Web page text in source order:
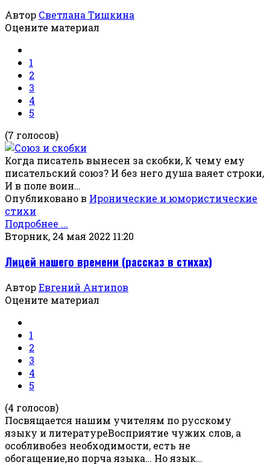
Автор Светлана Тишкина
Оцените материал
1
2
3
4
5
(7 голосов)
Когда писатель вынесен за скобки, К чему ему
писательский союз? И без него душа ваяет строки,
И в поле воин…
Опубликовано в Иронические и юмористические
стихи
Подробнее ...
Вторник, 24 мая 2022 11:20
Лицей нашего времени (рассказ в стихах)
АвторЕвгений Антипов
Оцените материал
1
2
3
4
5
(4 голосов)
Посвящается нашим учителям по русскому
языку и литературеВосприятие чужих слов, а
особливобез необходимости, есть не
обогащение,но порча языка… Но язык…